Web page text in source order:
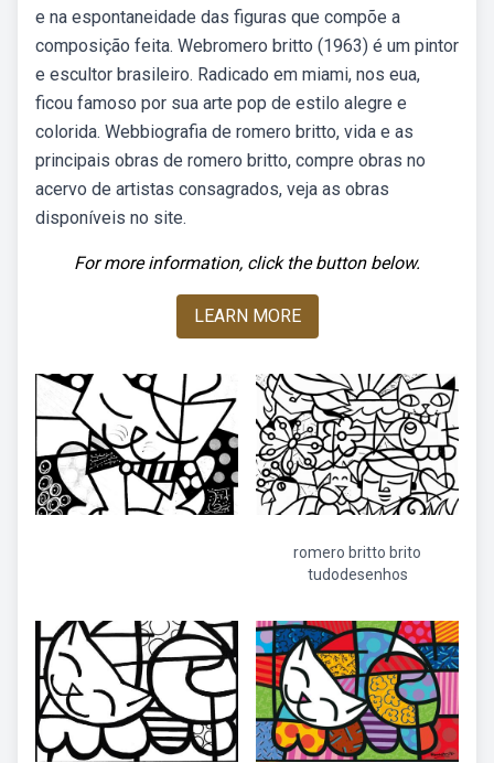
e na espontaneidade das figuras que compõe a
composição feita. Webromero britto (1963) é um pintor
e escultor brasileiro. Radicado em miami, nos eua,
ficou famoso por sua arte pop de estilo alegre e
colorida. Webbiografia de romero britto, vida e as
principais obras de romero britto, compre obras no
acervo de artistas consagrados, veja as obras
disponíveis no site.
For more information, click the button below.
LEARN MORE
romero britto brito
tudodesenhos